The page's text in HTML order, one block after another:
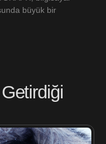
büyük bir